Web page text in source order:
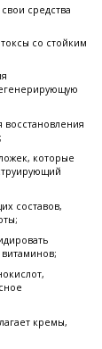
средства
со стойким
которые
составов,
кремы,